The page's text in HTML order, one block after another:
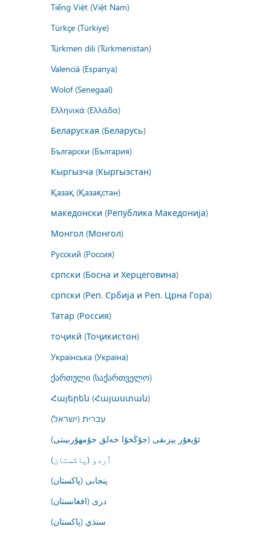
Tiếng Việt (Việt Nam)
Türkçe (Türkiye)
Türkmen dili (Türkmenistan)
Valencià (Espanya)
Wolof (Senegaal)
Ελληνικά (Ελλάδα)
Беларуская (Беларусь)
Български (България)
Кыргызча (Кыргызстан)
Қазақ (Қазақстан)
македонски (Република Македонија)
Монгол (Монгол)
Русский (Россия)
српски (Босна и Херцеговина)
српски (Реп. Србија и Реп. Црна Гора)
Татар (Россия)
тоҷикӣ (Тоҷикистон)
Українська (Україна)
ქართული (საქართველო)
Հայերեն (Հայաստան)
עברית (ישראל)
ئۇيغۇر يېزىقى (جۇڭخۇا خەلق جۇمھۇرىيىتى)
اُردو (پاکستان)
پنجابی (پاکستان)
درى (افغانستان)
سنڌي (پاکستان)